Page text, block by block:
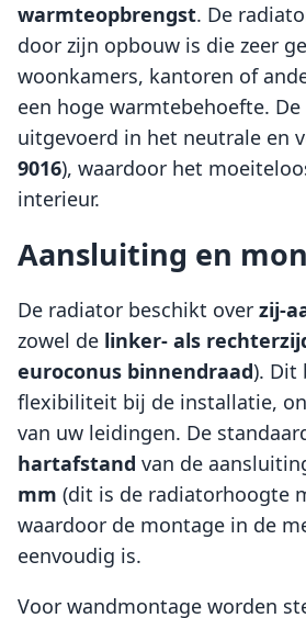
warmteopbrengst. De
door zijn opbouw is die zeer
woonkamers, kantoren of
een hoge warmtebehoefte.
uitgevoerd in het neutrale en
9016), waardoor het
interieur.
Aansluiting en
De radiator beschikt over zij-
zowel de linker- als
euroconus binnendraad). Dit
flexibiliteit bij de installatie,
van uw leidingen. De
hartafstand van de
mm (dit is de radiatorhoogte
waardoor de montage in de
eenvoudig is.
Voor wandmontage worden